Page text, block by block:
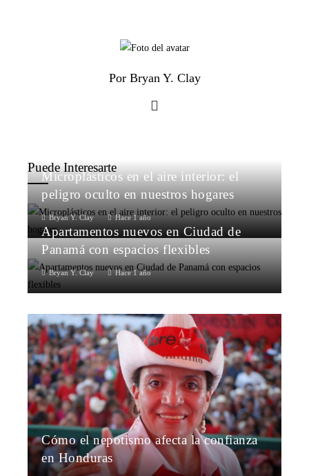
Por Bryan Y. Clay
Puede Interesarte
Microplásticos en el aire interior: el
peligro oculto en nuestros hogares
Bryan Y. Clay Hace 1 año
Apartamentos nuevos en Ciudad de
Panamá con espacios flexibles
Bryan Y. Clay Hace 1 año
Cómo el nepotismo afecta la confianza
en Honduras